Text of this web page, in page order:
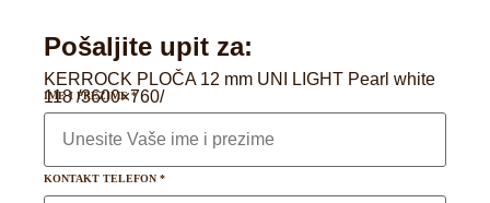
Pošaljite upit za:
KERROCK PLOČA 12 mm UNI LIGHT Pearl white
118 /3600×760/
IME I PREZIME*
KONTAKT TELEFON *